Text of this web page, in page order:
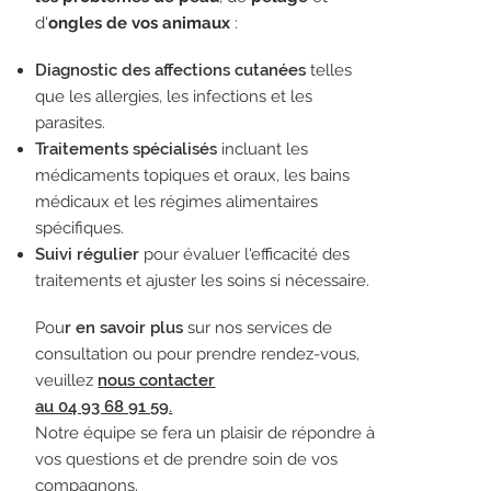
d'ongles de vos animaux :
Diagnostic des affections cutanées telles
que les allergies, les infections et les
parasites.
Traitements spécialisés incluant les
médicaments topiques et oraux, les bains
médicaux et les régimes alimentaires
spécifiques.
Suivi régulier pour évaluer l'efficacité des
traitements et ajuster les soins si nécessaire.
Pour en savoir plus sur nos services de
consultation ou pour prendre rendez-vous,
veuillez nous contacter
au 04 93 68 91 59.
Notre équipe se fera un plaisir de répondre à
vos questions et de prendre soin de vos
compagnons.